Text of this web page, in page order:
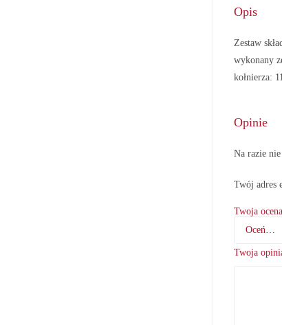
Opis
Zestaw
wykonany
kołnierza:
Opinie
Na razie
Twój adres
Twoja ocena
Twoja